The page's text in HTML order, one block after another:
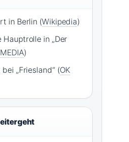
in Berlin (Wikipedia)
Hauptrolle in „Der
)
„Friesland“ (OK